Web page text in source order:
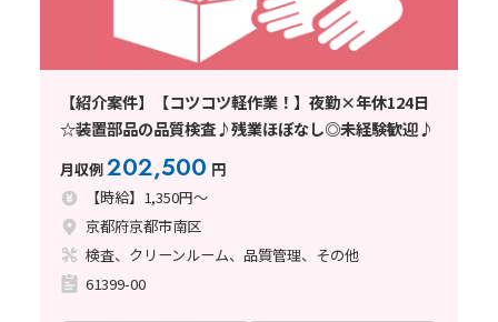
【紹介案件】【コツコツ軽作業！】夜勤×年休124日
☆装置部品の品質検査♪残業ほぼなし◎未経験歓迎♪
月収例202,500 円
【時給】1,350円～
京都府京都市南区
検査、クリーンルーム、品質管理、その他
61399-00